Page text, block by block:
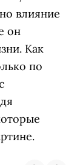
влияние
он
Как
по